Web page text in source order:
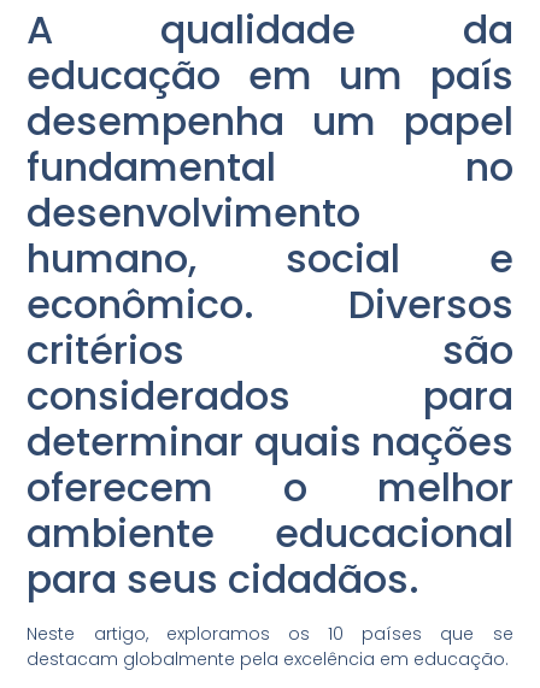
A qualidade da
educação em um país
desempenha um papel
fundamental no
desenvolvimento
humano, social e
econômico. Diversos
critérios são
considerados para
determinar quais nações
oferecem o melhor
ambiente educacional
para seus cidadãos.
Neste artigo, exploramos os 10 países que se
destacam globalmente pela excelência em educação.